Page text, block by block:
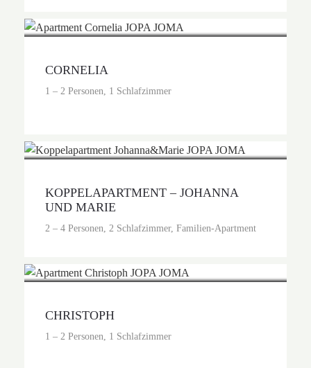
CORNELIA
1 – 2 Personen, 1 Schlafzimmer
KOPPELAPARTMENT – JOHANNA
UND MARIE
2 – 4 Personen, 2 Schlafzimmer, Familien-Apartment
CHRISTOPH
1 – 2 Personen, 1 Schlafzimmer